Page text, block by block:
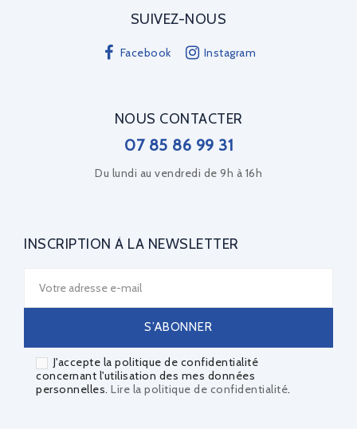
SUIVEZ-NOUS
Facebook Instagram
NOUS CONTACTER
07 85 86 99 31
Du lundi au vendredi de 9h à 16h
INSCRIPTION À LA NEWSLETTER
J'accepte la politique de confidentialité
concernant l'utilisation des mes données
personnelles. Lire la politique de confidentialité.